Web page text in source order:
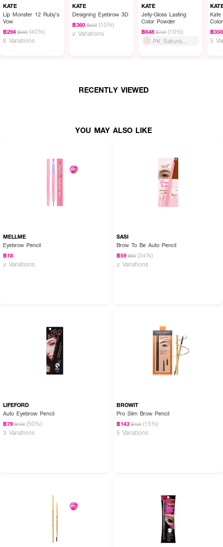
สายและเงาบนใบหน้าได้ดีกว่าที่เคย มาพร้อมกับแปรงปัดเพื่อเพิ่มเงาได้อย่าง
ง่ายดายและแปรงหัวตัดในตลับ
·คิ้วสวยไล่เฉดอ่อนเข้มอย่างเป็นธรรมชาติ
· แปรงปัดเพื่อเพิ่มเงาได้อย่างง่ายดายและแปรงหัวตัดในตลับ
KATE
Lip Monster 12 Ruby's
Vow
฿294 ฿490 (40%)
8 Variations
KATE
Designing Eyebrow 3D
฿360 ฿400 (10%)
2 Variations
KATE
Jelly-Gloss Lasting
Color Powder
฿648 ฿720 (10%)
PK Sakura
฿350
5
RECENTLY VIEWED
YOU MAY ALSO LIKE
MELLME
Eyebrow Pencil
฿18
2 Variations
SASI
Brow To Be Auto Pencil
฿59 ฿89 (34%)
2 Variations
LIFEFORD
Auto Eyebrow Pencil
฿79 ฿159 (50%)
3 Variations
BROWIT
Pro Slim Brow Pencil
฿143 ฿169 (15%)
5 Variations